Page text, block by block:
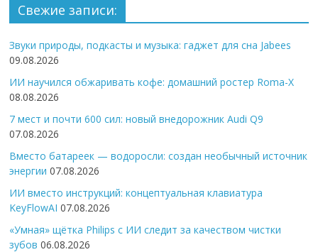
Свежие записи:
Звуки природы, подкасты и музыка: гаджет для сна Jabees
09.08.2026
ИИ научился обжаривать кофе: домашний ростер Roma-X
08.08.2026
7 мест и почти 600 сил: новый внедорожник Audi Q9
07.08.2026
Вместо батареек — водоросли: создан необычный источник
энергии 07.08.2026
ИИ вместо инструкций: концептуальная клавиатура
KeyFlowAI 07.08.2026
«Умная» щётка Philips с ИИ следит за качеством чистки
зубов 06.08.2026